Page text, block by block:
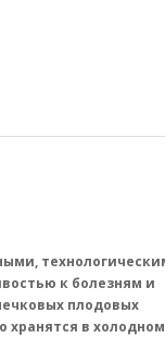
к болезням и
плодовых
хранятся в холодном